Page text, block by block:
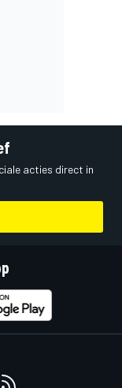
acties direct in